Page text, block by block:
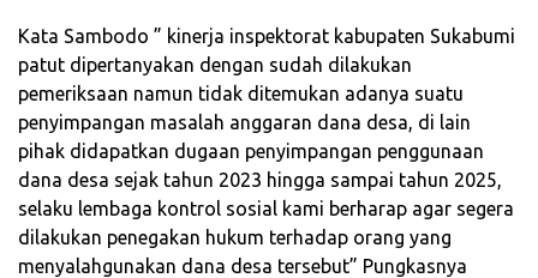
Kata Sambodo ” kinerja inspektorat kabupaten Sukabumi
patut dipertanyakan dengan sudah dilakukan
pemeriksaan namun tidak ditemukan adanya suatu
penyimpangan masalah anggaran dana desa, di lain
pihak didapatkan dugaan penyimpangan penggunaan
dana desa sejak tahun 2023 hingga sampai tahun 2025,
selaku lembaga kontrol sosial kami berharap agar segera
dilakukan penegakan hukum terhadap orang yang
menyalahgunakan dana desa tersebut” Pungkasnya